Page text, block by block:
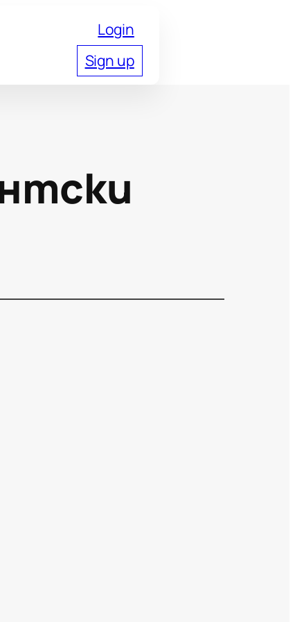
Login
Sign up